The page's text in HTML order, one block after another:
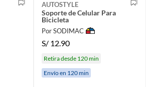
AUTOSTYLE
Soporte de Celular Para
Bicicleta
Por SODIMAC
S/ 12.90
Retira desde 120 min
Envío en 120 min